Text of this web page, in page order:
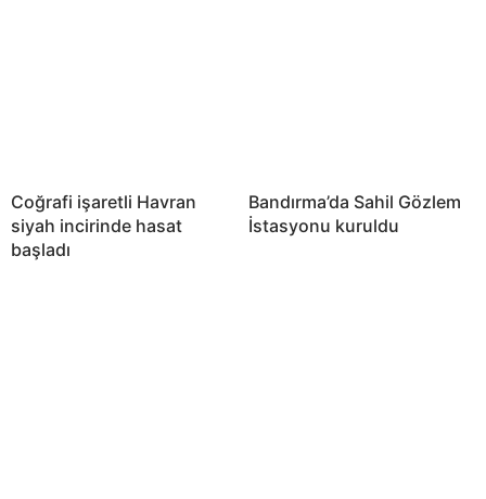
Coğrafi işaretli Havran
siyah incirinde hasat
başladı
Bandırma’da Sahil Gözlem
İstasyonu kuruldu